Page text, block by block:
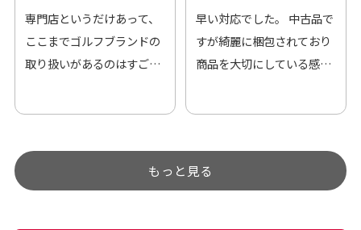
専門店というだけあって、
ここまでゴルフブランドの
取り扱いがあるのはすご
す。
早い対応でした。 中古品で
すが綺麗に梱包されており
商品を大切にしている感が
うぐらい目立つことなく綺
麗な商品でお安く購入でき
もっと見る